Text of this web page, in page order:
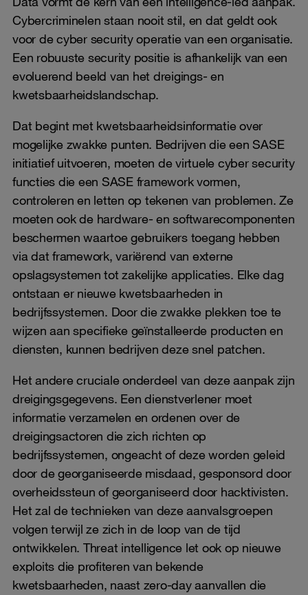
Cybercriminelen staan ​​nooit stil, en dat geldt ook
voor de cyber security operatie van een organisatie.
Een robuuste security positie is afhankelijk van een
evoluerend beeld van het dreigings- en
kwetsbaarheidslandschap.
Dat begint met kwetsbaarheidsinformatie over
mogelijke zwakke punten. Bedrijven die een SASE
initiatief uitvoeren, moeten de virtuele cyber security
functies die een SASE framework vormen,
controleren en letten op tekenen van problemen. Ze
moeten ook de hardware- en softwarecomponenten
beschermen waartoe gebruikers toegang hebben
via dat framework, variërend van externe
opslagsystemen tot zakelijke applicaties. Elke dag
ontstaan ​​er nieuwe kwetsbaarheden in
bedrijfssystemen. Door die zwakke plekken toe te
wijzen aan specifieke geïnstalleerde producten en
diensten, kunnen bedrijven deze snel patchen.
Het andere cruciale onderdeel van deze aanpak zijn
dreigingsgegevens. Een dienstverlener moet
informatie verzamelen en ordenen over de
dreigingsactoren die zich richten op
bedrijfssystemen, ongeacht of deze worden geleid
door de georganiseerde misdaad, gesponsord door
overheidssteun of georganiseerd door hacktivisten.
Het zal de technieken van deze aanvalsgroepen
volgen terwijl ze zich in de loop van de tijd
ontwikkelen. Threat intelligence let ook op nieuwe
exploits die profiteren van bekende
kwetsbaarheden, naast zero-day aanvallen die